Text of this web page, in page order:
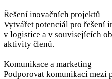
Řešení inovačních projektů
Vytvářet potenciál pro řešení
v logistice a v souvisejících
aktivity členů.
Komunikace a marketing
Podporovat komunikaci mezi